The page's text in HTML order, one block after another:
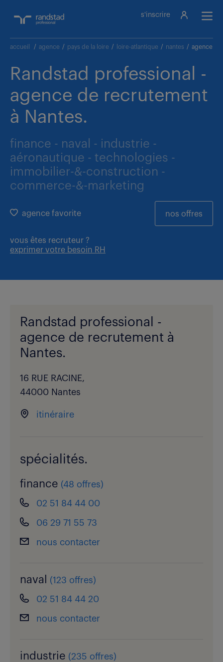
s'inscrire
accueil / agence / pays de la loire / loire-atlantique / nantes / agence
Randstad professional -
agence de recrutement
à Nantes.
finance - naval - industrie -
aéronautique - technologies -
immobilier-&-construction -
commerce-&-marketing
nos offres
agence favorite
vous êtes recruteur ?
exprimer votre besoin RH
Randstad professional -
agence de recrutement à
Nantes.
16 RUE RACINE,
44000 Nantes
itinéraire
spécialités.
finance (48 offres)
02 51 84 44 00
06 29 71 55 73
nous contacter
naval (123 offres)
02 51 84 44 20
nous contacter
industrie (235 offres)